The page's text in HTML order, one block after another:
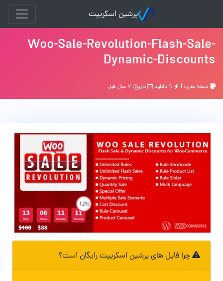
پرشین اسکریپت
Woo-Sale-Revolution-Flash-Sale-
Dynamic-Discounts
دسته بندی: | تاریخ: ۷ سال قبل
چرا فایل های پرشین اسکریپت رایگان است؟